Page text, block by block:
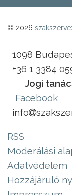
© 2026
1098
+36 1 3384
Jogi
Facebook
info
RSS
Moderálási
Adatvédelem
Hozzájáruló